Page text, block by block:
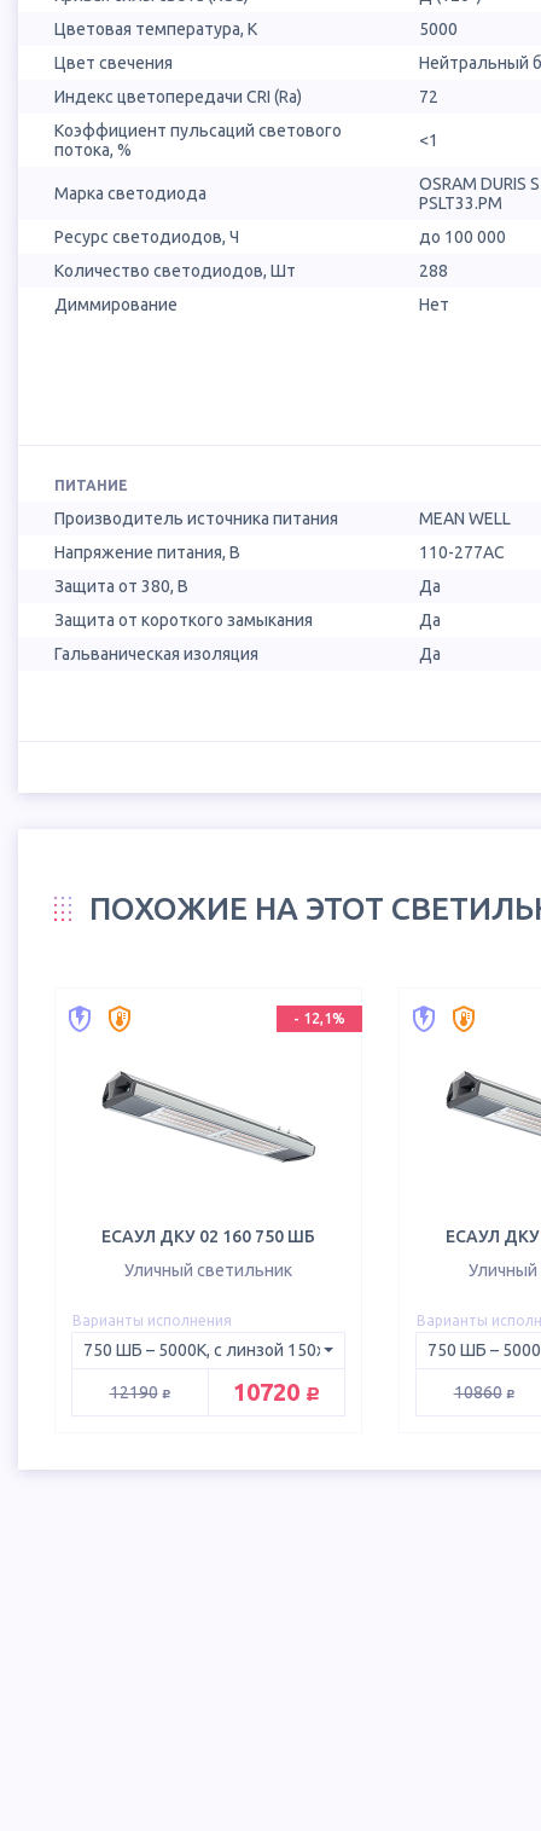
Цветовая температура, К
5000
Цвет свечения
Нейтральный
Индекс цветопередачи CRI (Ra)
72
Коэффициент пульсаций светового
потока, %
<1
Марка светодиода
OSRAM DURIS
PSLT33.PM
Ресурс светодиодов, Ч
до 100 000
Количество светодиодов, Шт
288
Диммирование
Нет
ПИТАНИЕ
Производитель источника питания
MEAN WELL
Напряжение питания, В
110-277AC
Защита от 380, В
Да
Защита от короткого замыкания
Да
Гальваническая изоляция
Да
ПОХОЖИЕ НА ЭТОТ
- 12,1%
ЕСАУЛ ДКУ 02 160 750 ШБ
Уличный светильник
Варианты исполнения
12190 руб. 10720 руб.
ЕСАУЛ ДКУ
Уличный
Варианты
10860 руб.